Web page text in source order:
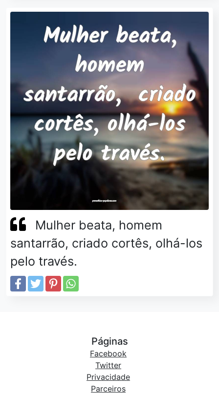
Mulher beata, homem
santarrão, criado cortês, olhá-los
pelo través.
Páginas
Facebook
Twitter
Privacidade
Parceiros